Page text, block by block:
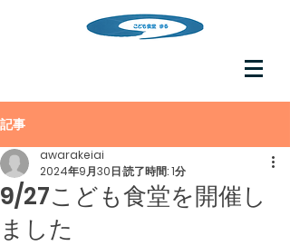
記事
9/27こども食堂を開催し
ました
awarakeiai
2024年9月30日読了時間: 1分